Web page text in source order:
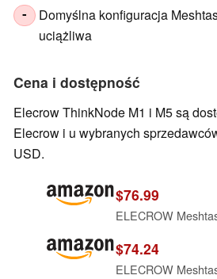
-
Domyślna konfiguracja
uciążliwa
Cena i dostępność
Elecrow ThinkNode M1 i M5 są
Elecrow i u wybranych
USD.
$76.99
$74.24